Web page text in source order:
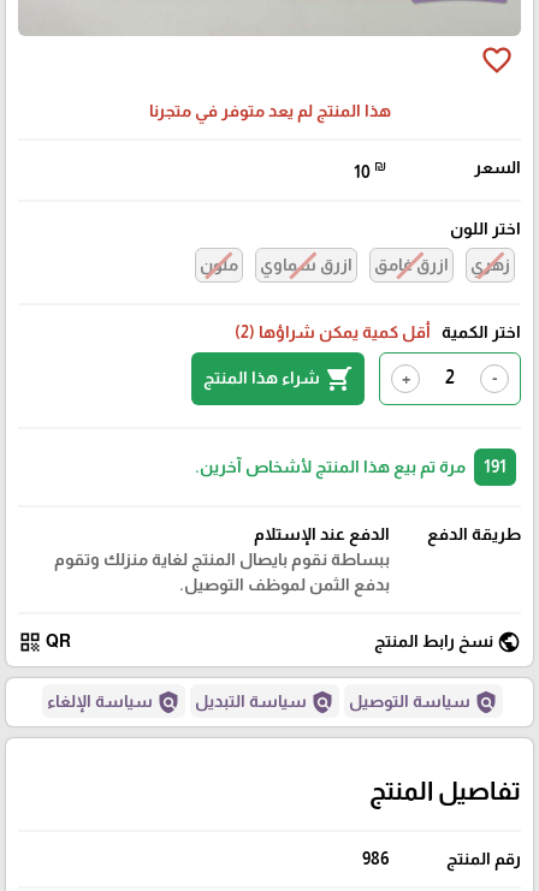
favorite_border
هذا المنتج لم يعد متوفر في متجرنا
السعر 10 ₪
اختر اللون
زهري
ازرق غامق ازرق سماوي ملون
اختر الكمية أقل كمية يمكن شراؤها (2)
-
+
shopping_cart شراء هذا المنتج
مرة تم بيع هذا المنتج لأشخاص آخرين.
طريقة الدفع
الدفع عند الإستلام
ببساطة نقوم بايصال المنتج لغاية منزلك وتقوم
بدفع الثمن لموظف التوصيل.
public نسخ رابط المنتج QR
qr_code
policy سياسة التوصيل policy سياسة التبديل policy سياسة الإلغاء
تفاصيل المنتج
رقم المنتج 986